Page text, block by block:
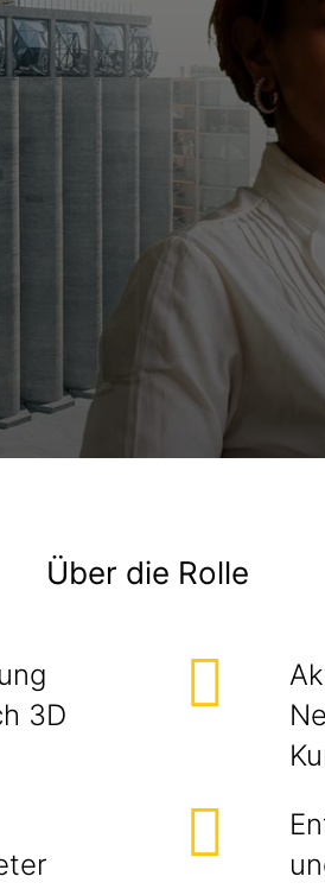
Über die Rolle
3D